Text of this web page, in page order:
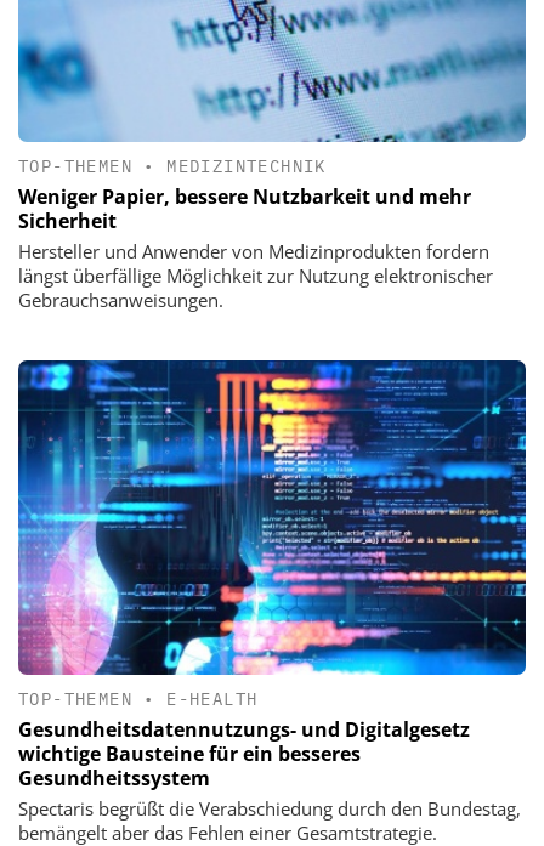
TOP-THEMEN • MEDIZINTECHNIK
Weniger Papier, bessere Nutzbarkeit und mehr
Sicherheit
Hersteller und Anwender von Medizinprodukten fordern
längst überfällige Möglichkeit zur Nutzung elektronischer
Gebrauchsanweisungen.
TOP-THEMEN • E-HEALTH
Gesundheitsdatennutzungs- und Digitalgesetz
wichtige Bausteine für ein besseres
Gesundheitssystem
Spectaris begrüßt die Verabschiedung durch den Bundestag,
bemängelt aber das Fehlen einer Gesamtstrategie.